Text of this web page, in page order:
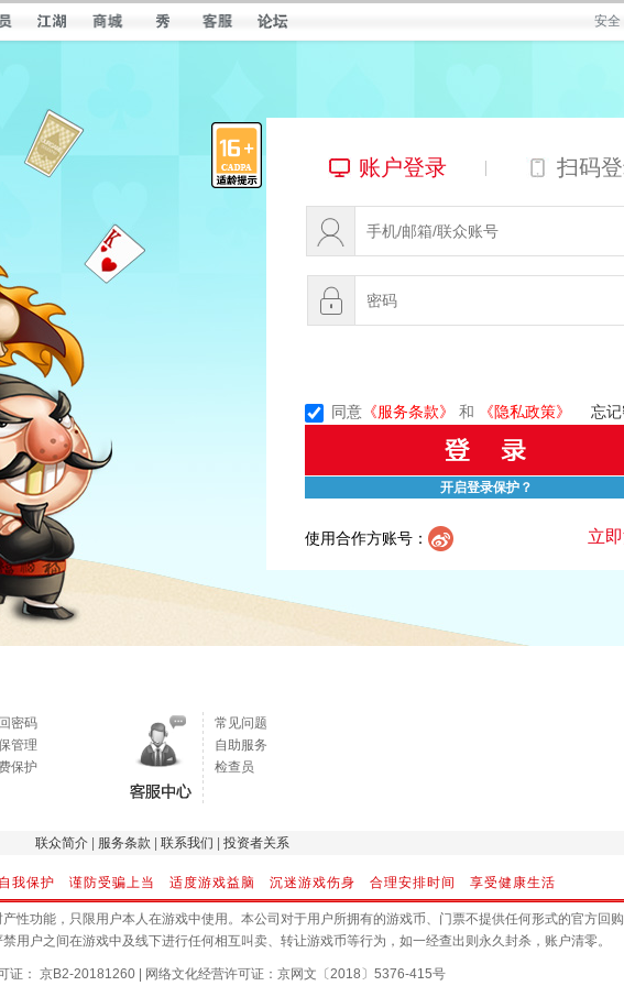
安全
账户登录 | 扫码
同意 《服务条款》 和 《隐私政策》 忘记
开启登录保护？
使用合作方账号： 立
密码
管理
保护
常见问题
自助服务
检查员
联众简介| 服务条款 联系我们 投资者关系
我保护 谨防受骗上当 适度游戏益脑 沉迷游戏伤身 合理安排时间 享受健康生活
性功能，只限用户本人在游戏中使用。本公司对于用户所拥有的游戏币、门票不提供任何形式的官方回
用户之间在游戏中及线下进行任何相互叫卖、转让游戏币等行为，如一经查出则永久封杀，账户清零。
证： 京B2-20181260 网络文化经营许可证：京网文〔2018〕5376-415号